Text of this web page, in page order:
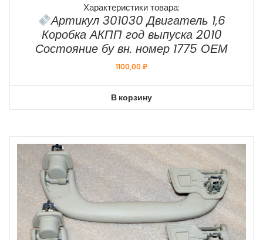
Характеристики товара:
Артикул 301030 Двигатель 1,6
Коробка АКПП год выпуска 2010
Состояние бу вн. номер 1775 ОЕМ
1100,00₽
В корзину